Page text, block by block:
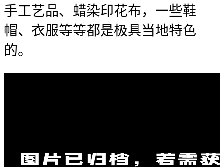
手工艺品、蜡染印花布，一些鞋
帽、衣服等等都是极具当地特色
的。